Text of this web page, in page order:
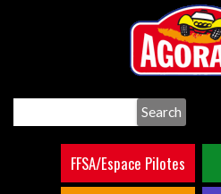
FFSA/Espace Pilotes